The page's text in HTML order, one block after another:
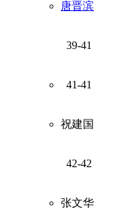
唐晋滨
39-41
41-41
祝建国
42-42
张文华